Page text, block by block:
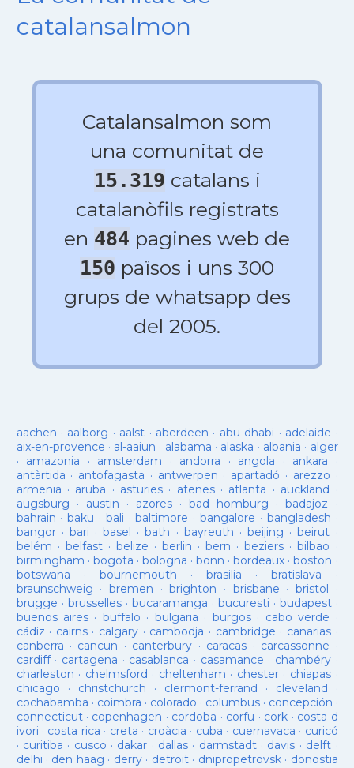
catalansalmon
Catalansalmon som
una comunitat de
15.319 catalans i
catalanòfils registrats
en 484 pagines web de
150 països i uns 300
grups de whatsapp des
del 2005.
aachen · aalborg · aalst · aberdeen · abu dhabi · adelaide ·
aix-en-provence · al-aaiun · alabama · alaska · albania · alger
· amazonia · amsterdam · andorra · angola · ankara ·
antàrtida · antofagasta · antwerpen · apartadó · arezzo ·
armenia · aruba · asturies· atenes· atlanta · auckland ·
augsburg · austin · azores·bad homburg ·badajoz ·
bahrain ·baku · bali ·baltimore ·bangalore · bangladesh ·
bangor· bari ·basel ·bath · bayreuth ·beijing ·beirut ·
belém · belfast· belize · berlin ·bern ·beziers ·bilbao ·
birmingham · bogota · bologna ·bonn ·bordeaux ·boston ·
botswana · bournemouth ·brasilia ·bratislava ·
braunschweig · bremen ·brighton · brisbane · bristol ·
brugge · brusselles· bucaramanga · bucuresti · budapest·
buenos aires· buffalo · bulgaria · burgos· cabo verde ·
cádiz · cairns· calgary · cambodja · cambridge · canarias·
canberra · cancun · canterbury · caracas · carcassonne ·
cardiff· cartagena · casablanca · casamance · chambéry·
charleston · chelmsford · cheltenham · chester· chiapas ·
chicago · christchurch · clermont-ferrand · cleveland ·
cochabamba · coimbra · colorado · columbus· concepción ·
connecticut· copenhagen · cordoba · corfu · cork · costa d
ivori · costa rica · creta · croàcia · cuba · cuernavaca · curicó
· curitiba · cusco · dakar · dallas · darmstadt· davis · delft ·
delhi · den haag · derry· detroit· dnipropetrovsk· donostia